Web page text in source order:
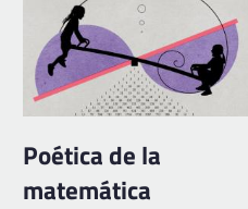
Poética de la
matemática